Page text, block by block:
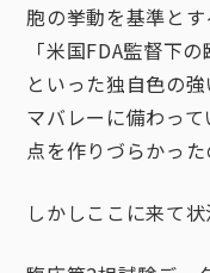
胞の挙動を基準とす
「米国FDA監督下の
といった独自色の
マバレーに備わっ
点を作りづらかった
しかしここに来て状